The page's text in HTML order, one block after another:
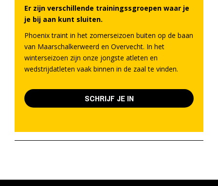
Er zijn verschillende trainingssgroepen waar je
je bij aan kunt sluiten.
Phoenix traint in het zomerseizoen buiten op de baan
van Maarschalkerweerd en Overvecht. In het
winterseizoen zijn onze jongste atleten en
wedstrijdatleten vaak binnen in de zaal te vinden.
SCHRIJF JE IN